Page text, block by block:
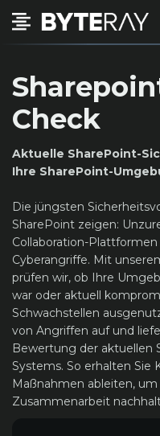
Check
Aktuelle SharePoint-
Ihre SharePoint-
Die jüngsten
SharePoint zeigen:
Collaboration-
Cyberangriffe. Mit
prüfen wir, ob Ihre
war oder aktuell
Schwachstellen
von Angriffen auf und
Bewertung der aktuellen
Systems. So erhalten Sie
Maßnahmen ableiten,
Zusammenarbeit